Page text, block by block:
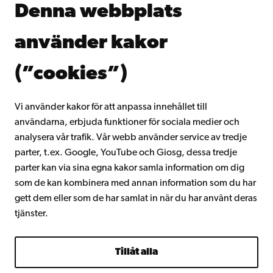
Denna webbplats
använder kakor
(”cookies”)
Vi använder kakor för att anpassa innehållet till
användarna, erbjuda funktioner för sociala medier och
analysera vår trafik. Vår webb använder service av tredje
parter, t.ex. Google, YouTube och Giosg, dessa tredje
parter kan via sina egna kakor samla information om dig
som de kan kombinera med annan information som du har
gett dem eller som de har samlat in när du har använt deras
tjänster.
Tillåt alla
Kontinuerligt lärande
Gå med i Åbo Akademis alumnnätverk
Intranätet
Facebook InstagramYouTube LinkedIn Blog Snapchat